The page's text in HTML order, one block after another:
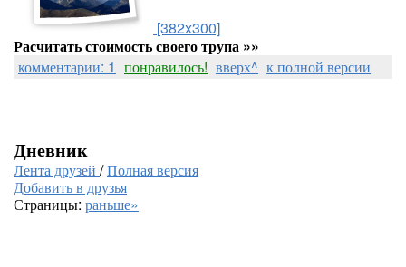
[382x300]
Расчитать стоимость своего трупа »»
комментарии: 1 понравилось! вверх^ к полной версии
Дневник
Лента друзей /Полная версия
Добавить в друзья
Страницы: раньше»